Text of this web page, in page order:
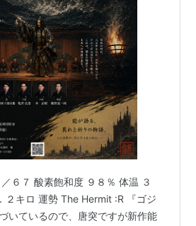
６７ 酸素飽和度 ９８％ 体温 ３
キロ 運勢 The Hermit :R 『ゴジ
いているので、唐突ですが新作能